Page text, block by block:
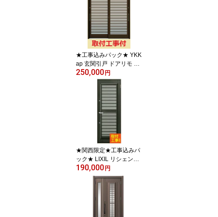
【施工】【取付】【工事
付き】【網戸】【リフォ
ーム】【カバー工法】
【関西】【京都】【大
阪】【滋賀】【奈良】
【兵庫】【神戸】【堺】
【入替】【タッチキー】
★工事込みパック★ YKK
ap 玄関引戸 ドアリモ 伝
統和風 A10 単層ガラス仕
様 安心の1日工期☆【関
西エリア限定】
250,000 円
★関西限定★工事込みパ
ック★ LIXIL リシェント
勝手口ドア 1日工期 【採
風】【網戸】【取付工
事】【工事付】【入替
え】【関西】【交換】
【勝手口】【送料無料】
【オーダー】【リフォー
190,000 円